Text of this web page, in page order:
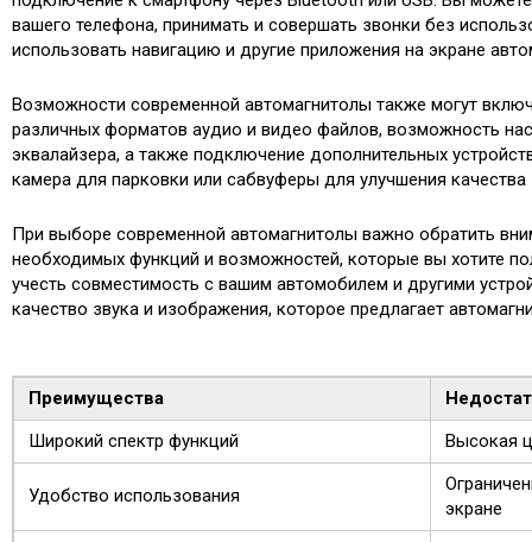
вашего телефона, принимать и совершать звонки без
использовать навигацию и другие приложения на экране
Возможности современной автомагнитолы также могут
различных форматов аудио и видео файлов, возможность
эквалайзера, а также подключение дополнительных
камера для парковки или сабвуферы для улучшения качества
При выборе современной автомагнитолы важно обратить
необходимых функций и возможностей, которые вы хотите
учесть совместимость с вашим автомобилем и другими
качество звука и изображения, которое предлагает
Преимущества
Широкий спектр функций
Высокая
Удобство использования
экране